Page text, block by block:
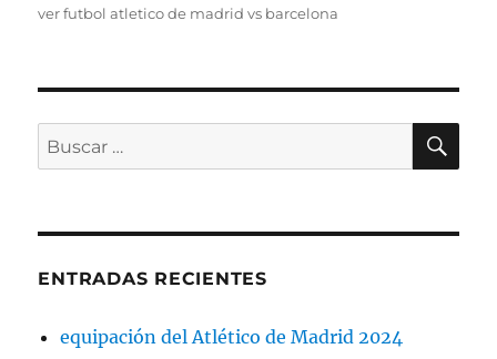
ver futbol atletico de madrid vs barcelona
Buscar
por:
ENTRADAS RECIENTES
equipación del Atlético de Madrid 2024